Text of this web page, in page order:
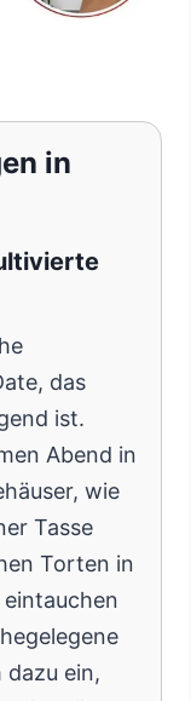
in
das
ist.
Abend in
wie
Tasse
Torten in
dazu ein,